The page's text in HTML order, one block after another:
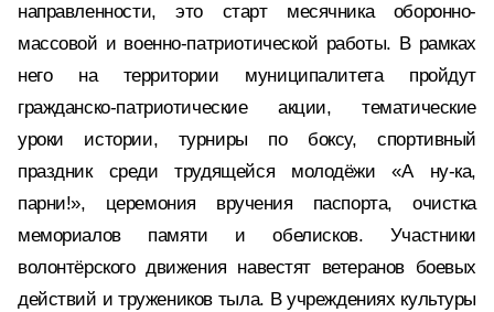
направленности, это старт месячника оборонно-
массовой и военно-патриотической работы. В рамках
него на территории муниципалитета пройдут
гражданско-патриотические акции, тематические
уроки истории, турниры по боксу, спортивный
праздник среди трудящейся молодёжи «А ну-ка,
парни!», церемония вручения паспорта, очистка
мемориалов памяти и обелисков. Участники
волонтёрского движения навестят ветеранов боевых
действий и тружеников тыла. В учреждениях культуры